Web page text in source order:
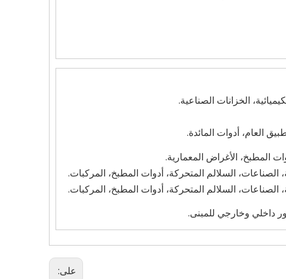
الخزانات الصناعية.
العام، أدوات المائدة.
المطبخ، الأغراض المعمارية.
الصناعات، السلالم المتحركة، أدوات المطبخ، المركبات.
الصناعات، السلالم المتحركة، أدوات المطبخ، المركبات.
داخلي وخارجي للمبنى.
على: